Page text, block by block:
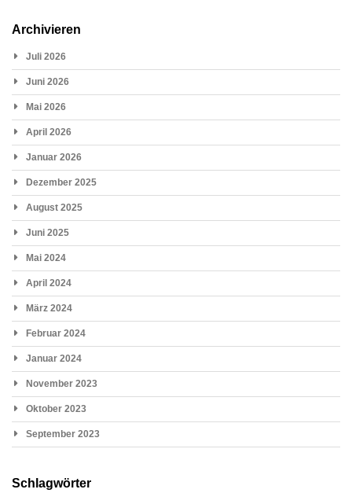
Archivieren
Juli 2026
Juni 2026
Mai 2026
April 2026
Januar 2026
Dezember 2025
August 2025
Juni 2025
Mai 2024
April 2024
März 2024
Februar 2024
Januar 2024
November 2023
Oktober 2023
September 2023
Schlagwörter